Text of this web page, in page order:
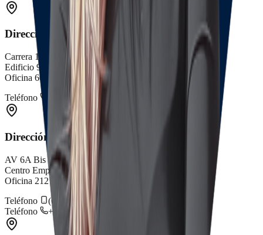
Dirección Bogotá
Carrera 14 # 94 - 44 Torre B.
Edificio 94 - 44 PH
Oficina 601
Teléfono
+57 317 3795688
Dirección Cali
AV 6A Bis # 35N - 100
Centro Empresarial Chipichape
Oficina 212
Teléfono
(602) 659 4075
Teléfono
+57 315 5776200